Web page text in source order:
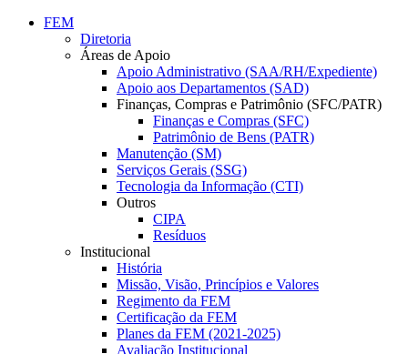
Conteúdo principal
FEM
Diretoria
Áreas de Apoio
Apoio Administrativo (SAA/RH/Expediente)
Apoio aos Departamentos (SAD)
Finanças, Compras e Patrimônio (SFC/PATR)
Finanças e Compras (SFC)
Patrimônio de Bens (PATR)
Manutenção (SM)
Serviços Gerais (SSG)
Tecnologia da Informação (CTI)
Outros
CIPA
Resíduos
Institucional
História
Missão, Visão, Princípios e Valores
Regimento da FEM
Certificação da FEM
Planes da FEM (2021-2025)
Avaliação Institucional